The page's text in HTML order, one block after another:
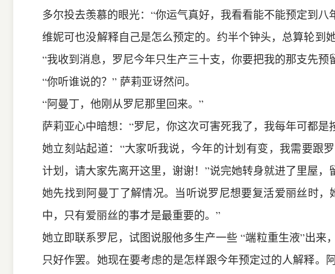
多尔投去羡慕的眼光：“你运气真好，我看看能不能预定到八
维妮可也没解释自己是怎么预定的。约半个钟头，总算轮到
“我收到消息，罗尼今年只生产三十支，你要把我的那支先预
“你听谁说的？” 萨莉亚讶然问。
“阿曼丁，他刚从罗尼那里回来。”
萨莉亚心中暗想：“罗尼，你这次可害死我了，我每年可都是
她立刻站起道：“大家听我说，今年的计划有变，我需要跟
计划，请大家先离开这里，谢谢！”说完她转身就进了里屋，
她先找到阿曼丁了解情况。当听说罗尼想要复活爱丽丝时
中，只有爱丽丝的事才是最重要的。”
她立即联系罗尼，试图说服他多生产一些 “端粒重生液”出来
只好作罢。她现在要考虑的是怎样跟今年预定过的人解释。